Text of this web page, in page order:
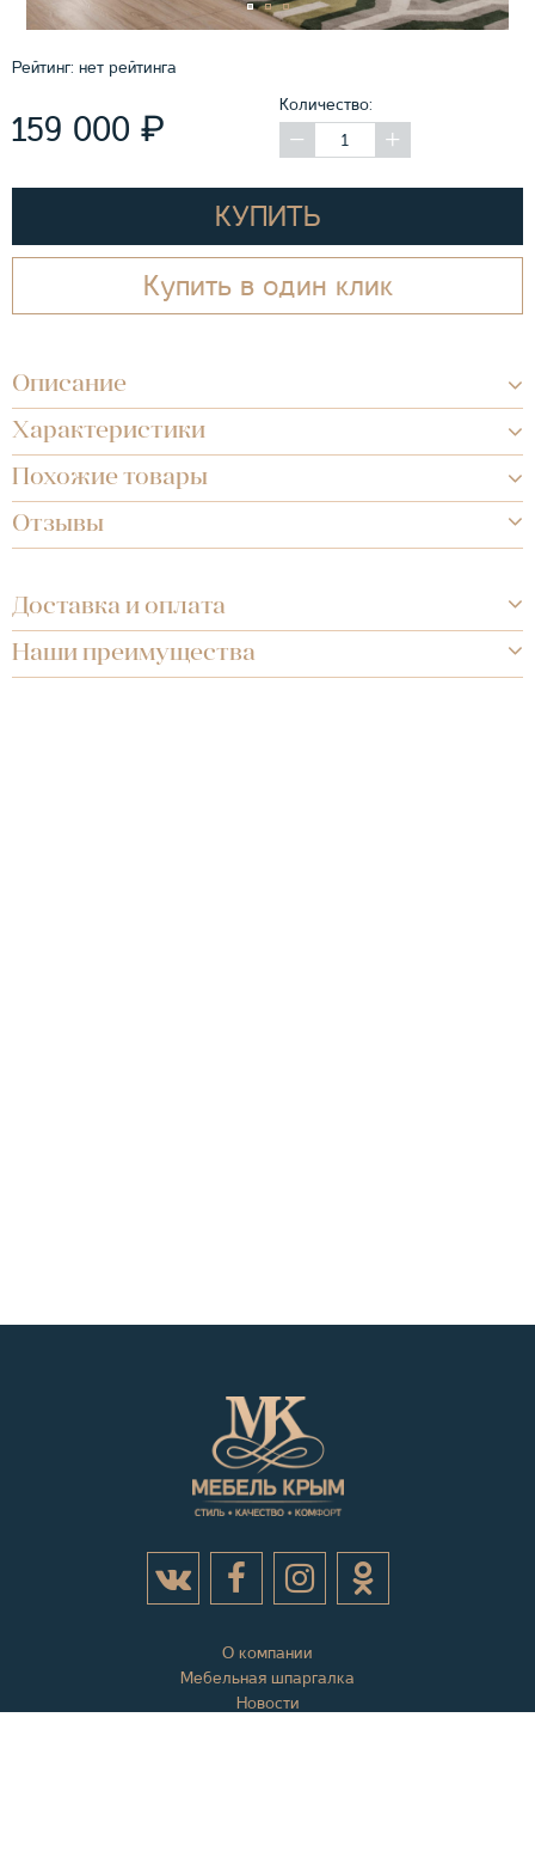
Рейтинг: нет рейтинга
159 000 ₽
Количество:
КУПИТЬ
Купить в один клик
Описание
Характеристики
Похожие товары
Отзывы
Доставка и оплата
Наши преимущества
О компании
Мебельная шпаргалка
Новости